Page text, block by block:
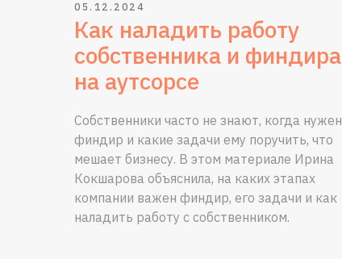
05.12.2024
Как наладить работу
собственника и финдира
на аутсорсе
Собственники часто не знают, когда нужен
финдир и какие задачи ему поручить, что
мешает бизнесу. В этом материале Ирина
Кокшарова объяснила, на каких этапах
компании важен финдир, его задачи и как
наладить работу с собственником.